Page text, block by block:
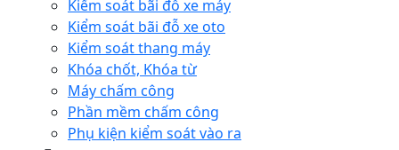
Kiểm soát bãi đỗ xe máy
Kiểm soát bãi đỗ xe oto
Kiểm soát thang máy
Khóa chốt, Khóa từ
Máy chấm công
Phần mềm chấm công
Phụ kiện kiểm soát vào ra